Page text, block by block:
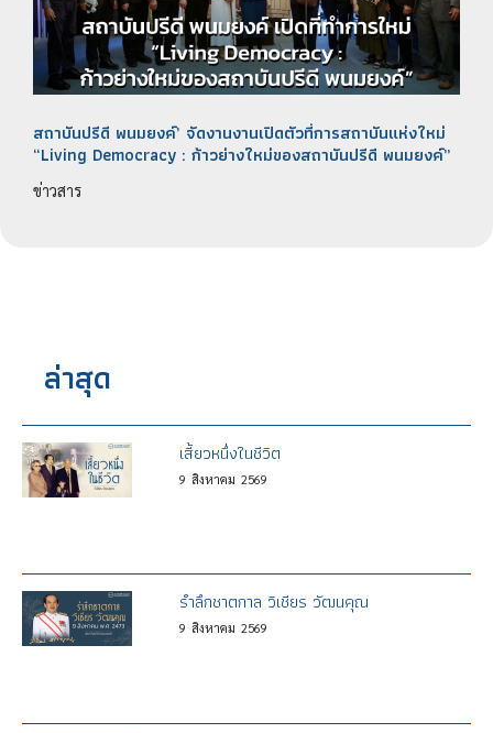
สถาบันปรีดี พนมยงค์’ จัดงานงานเปิดตัวที่การสถาบันแห่งใหม่
“Living Democracy : ก้าวย่างใหม่ของสถาบันปรีดี พนมยงค์”
ข่าวสาร
ล่าสุด
เสี้ยวหนึ่งในชีวิต
9 สิงหาคม 2569
รำลึกชาตกาล วิเชียร วัฒนคุณ
9 สิงหาคม 2569